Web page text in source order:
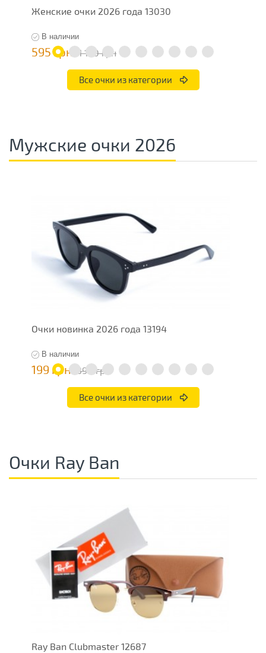
Женские очки 2026 года 13030
В наличии
595 грн 1 190 грн
Все очки из категории
Мужские очки 2026
Очки новинка 2026 года 13194
В наличии
199 грн 398 грн
Все очки из категории
Очки Ray Ban
Ray Ban Clubmaster 12687